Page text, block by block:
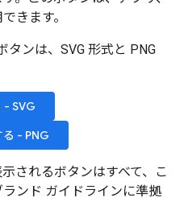
きます。
タンは、SVG 形式と PNG
- SVG
- PNG
されるボタンはすべて、こ
ンド ガイドラインに準拠